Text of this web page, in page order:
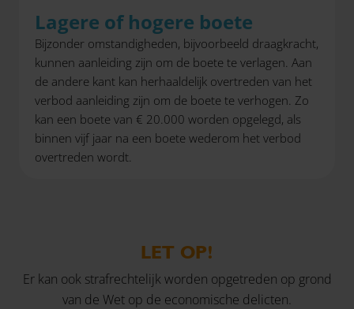
Lagere of hogere boete
Bijzonder omstandigheden, bijvoorbeeld draagkracht,
kunnen aanleiding zijn om de boete te verlagen. Aan
de andere kant kan herhaaldelijk overtreden van het
verbod aanleiding zijn om de boete te verhogen. Zo
kan een boete van € 20.000 worden opgelegd, als
binnen vijf jaar na een boete wederom het verbod
overtreden wordt.
LET OP!
Er kan ook strafrechtelijk worden opgetreden op grond
van de Wet op de economische delicten.